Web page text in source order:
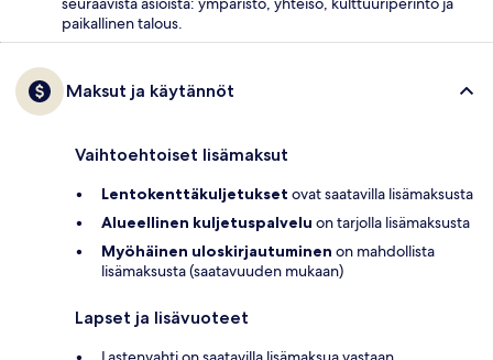
paikallinen talous.
Maksut ja käytännöt
Vaihtoehtoiset lisämaksut
Lentokenttäkuljetukset ovat saatavilla lisämaksusta
Alueellinen kuljetuspalvelu on tarjolla lisämaksusta
Myöhäinen uloskirjautuminen on mahdollista
lisämaksusta (saatavuuden mukaan)
Lapset ja lisävuoteet